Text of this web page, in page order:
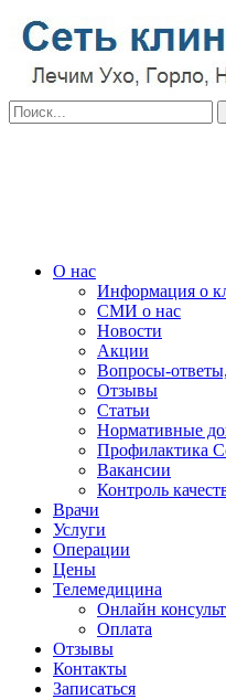
О нас
Информация о
СМИ о нас
Новости
Акции
Вопросы-
Отзывы
Статьи
Нормативные
Профилактика
Вакансии
Контроль
Врачи
Услуги
Операции
Цены
Телемедицина
Онлайн
Оплата
Отзывы
Контакты
Записаться